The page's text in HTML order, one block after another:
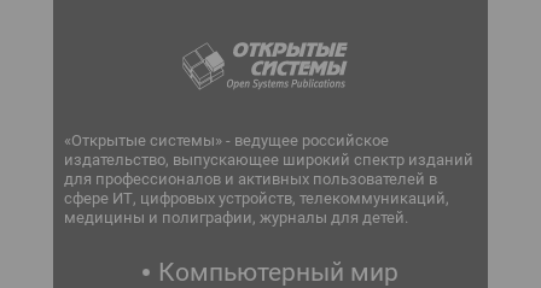
«Открытые системы» - ведущее российское
издательство, выпускающее широкий спектр изданий
для профессионалов и активных пользователей в
сфере ИТ, цифровых устройств, телекоммуникаций,
медицины и полиграфии, журналы для детей.
Компьютерный мир